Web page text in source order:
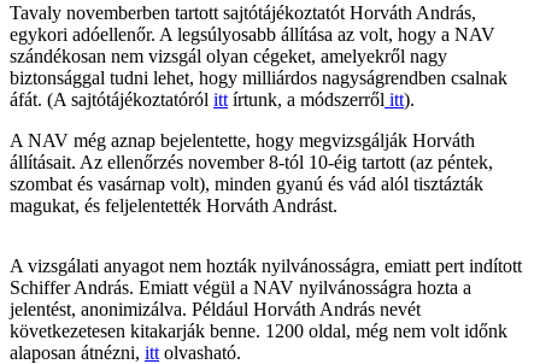
Tavaly novemberben tartott sajtótájékoztatót Horváth András,
egykori adóellenőr. A legsúlyosabb állítása az volt, hogy a NAV
szándékosan nem vizsgál olyan cégeket, amelyekről nagy
biztonsággal tudni lehet, hogy milliárdos nagyságrendben csalnak
áfát. (A sajtótájékoztatóról itt írtunk, a módszerről itt).
A NAV még aznap bejelentette, hogy megvizsgálják Horváth
állításait. Az ellenőrzés november 8-tól 10-éig tartott (az péntek,
szombat és vasárnap volt), minden gyanú és vád alól tisztázták
magukat, és feljelentették Horváth Andrást.
A vizsgálati anyagot nem hozták nyilvánosságra, emiatt pert indított
Schiffer András. Emiatt végül a NAV nyilvánosságra hozta a
jelentést, anonimizálva. Például Horváth András nevét
következetesen kitakarják benne. 1200 oldal, még nem volt időnk
alaposan átnézni, itt olvasható.